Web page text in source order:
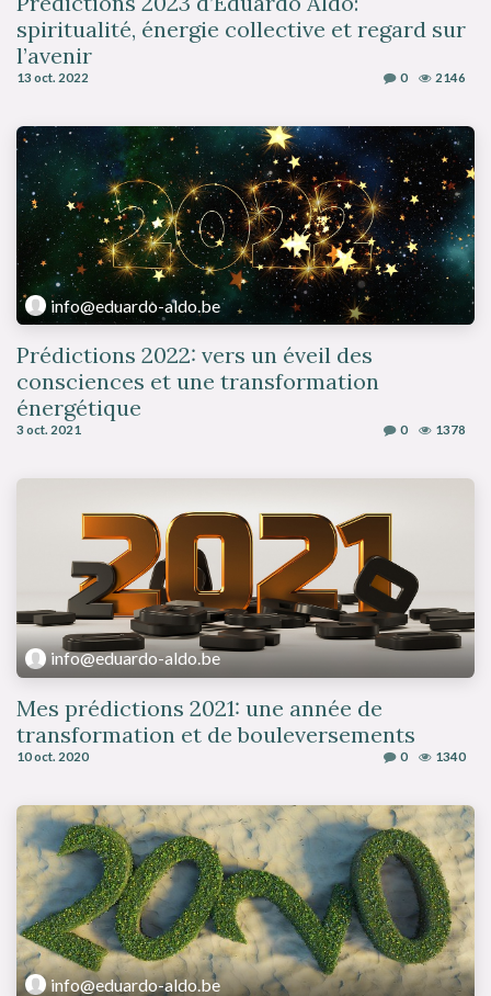
spiritualité, énergie collective et regard sur
l’avenir
13 oct. 2022 0 2146
info@eduardo-aldo.be
Prédictions 2022: vers un éveil des
consciences et une transformation
énergétique
3 oct. 2021 0 1378
info@eduardo-aldo.be
Mes prédictions 2021: une année de
transformation et de bouleversements
10 oct. 2020 0 1340
info@eduardo-aldo.be